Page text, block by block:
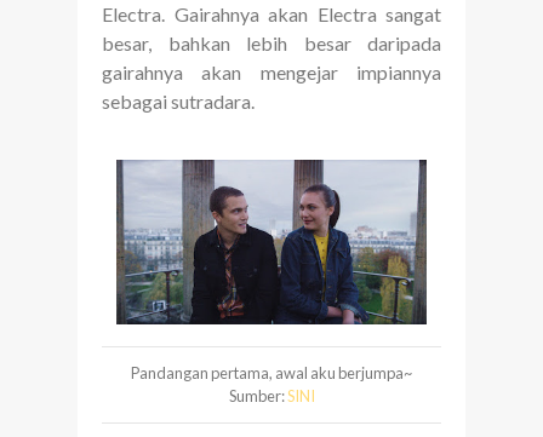
Electra. Gairahnya akan Electra sangat
besar, bahkan lebih besar daripada
gairahnya akan mengejar impiannya
sebagai sutradara.
Pandangan pertama, awal aku berjumpa~
Sumber:SINI